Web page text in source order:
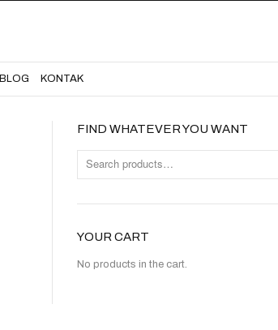
BLOG KONTAK
FIND WHATEVER YOU WANT
YOUR CART
No products in the cart.